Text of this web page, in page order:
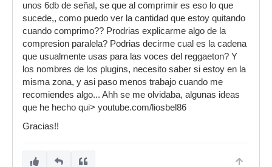
unos 6db de señal, se que al comprimir es eso lo que
sucede,, como puedo ver la cantidad que estoy quitando
cuando comprimo?? Prodrias explicarme algo de la
compresion paralela? Podrias decirme cual es la cadena
que usualmente usas para las voces del reggaeton? Y
los nombres de los plugins, necesito saber si estoy en la
misma zona, y asi paso menos trabajo cuando me
recomiendes algo... Ahh se me olvidaba, algunas ideas
que he hecho qui> youtube.com/liosbel86
Gracias!!